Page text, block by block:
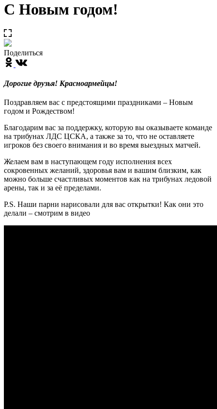
C Новым годом!
Поделиться
Дорогие друзья! Красноармейцы!
Поздравляем вас с предстоящими праздниками – Новым
годом и Рождеством!
Благодарим вас за поддержку, которую вы оказываете команде
на трибунах ЛДС ЦСКА, а также за то, что не оставляете
игроков без своего внимания и во время выездных матчей.
Желаем вам в наступающем году исполнения всех
сокровенных желаний, здоровья вам и вашим близким, как
можно больше счастливых моментов как на трибунах ледовой
арены, так и за её пределами.
P.S. Наши парни нарисовали для вас открытки! Как они это
делали – смотрим в видео